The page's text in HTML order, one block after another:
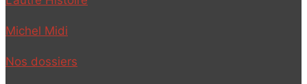
Michel Midi
Nos dossiers